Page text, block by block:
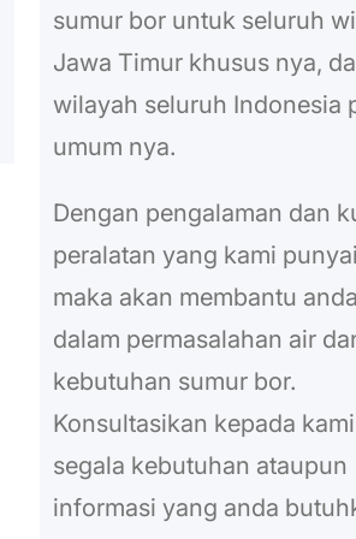
sumur bor untuk seluruh
Jawa Timur khusus nya,
wilayah seluruh Indonesia
umum nya.
Dengan pengalaman dan
peralatan yang kami
maka akan membantu anda
dalam permasalahan air
kebutuhan sumur bor.
Konsultasikan kepada kami
segala kebutuhan ataupun
informasi yang anda